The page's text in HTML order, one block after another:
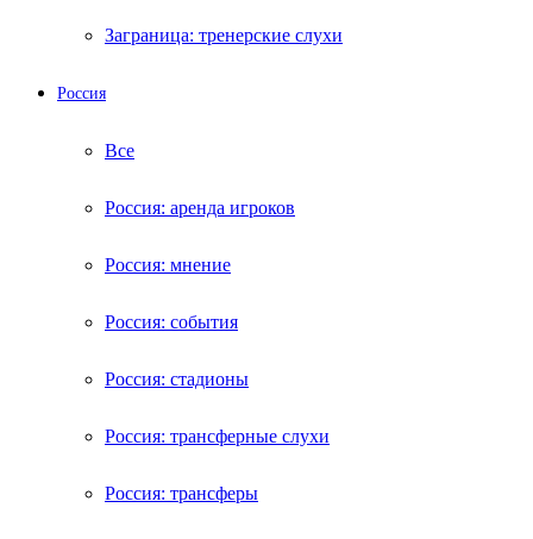
Заграница: тренерские слухи
Россия
Все
Россия: аренда игроков
Россия: мнение
Россия: события
Россия: стадионы
Россия: трансферные слухи
Россия: трансферы